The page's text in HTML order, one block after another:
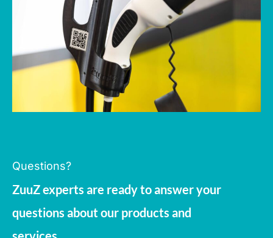
Questions?
ZuuZ experts are ready to answer your
questions about our products and